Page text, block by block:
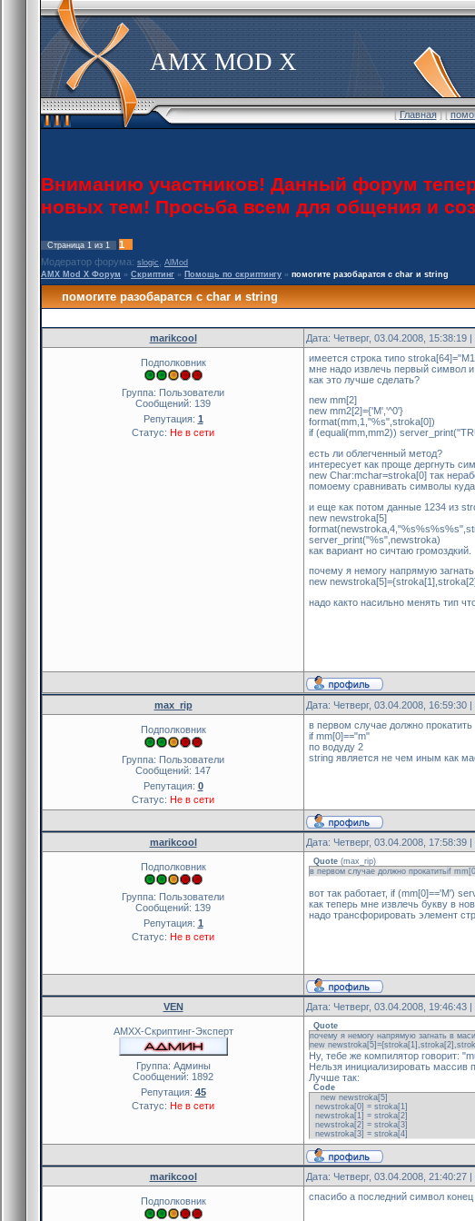
AMX MOD X
[Главная] [
Вниманию участников! Данный форум
новых тем! Просьба всем для общения и
Страница 1 из 1
1
Модератор форума: slogic
AlMod
AMX Mod X Форум » Скриптинг » Помощь по скриптингу » помогите разобаратся с char и string
помогите разобаратся с char и string
marikcool Дата: Четверг, 03.04.2008, 15:38:19
Подполковник
Группа: Пользователи
Сообщений: 139
Репутация: 1
Статус: Не в сети
имеется строка типо
мне надо извлечь первый символ
как это лучше сделать?
new mm[2]
new mm2[2]={'M','^0'}
format(mm,1,"%s",stroka[0])
if (equali(mm,mm2))
есть ли облегченный метод?
интересует как проще дергнуть
new Char:mchar=stroka[0] так
помоему сравнивать символы куда
и еще как потом данные 1234 из
new newstroka[5]
server_print("%s",newstroka)
как вариант но сичтаю громоздкий.
почему я немогу напрямую
new
надо както насильно менять тип
max_rip Дата: Четверг, 03.04.2008, 16:59:30
Подполковник
Группа: Пользователи
Сообщений: 147
Репутация: 0
Статус: Не в сети
в первом случае должно прокатить
if mm[0]=="m"
по водуду 2
string является не чем иным как
marikcool Дата: Четверг, 03.04.2008, 17:58:39
Подполковник
Группа: Пользователи
Сообщений: 139
Репутация: 1
Статус: Не в сети
Quote (max_rip)
в первом случае должно прокатитьif
вот так работает, if (mm[0]=='M')
как теперь мне извлечь букву в
надо трансфорировать элемент
VEN Дата: Четверг, 03.04.2008, 19:46:43
AMXX-Скриптинг-Эксперт
Группа: Админы
Сообщений: 1892
Репутация: 45
Статус: Не в сети
Quote
почему я немогу напрямую загнать в
new
Ну, тебе же компилятор говорит:
Нельзя инициализировать
Лучше так:
Code
new newstroka[5]
newstroka[0] = stroka[1]
newstroka[1] = stroka[2]
newstroka[2] = stroka[3]
newstroka[3] = stroka[4]
marikcool Дата: Четверг, 03.04.2008, 21:40:27
Подполковник спасибо а последний символ